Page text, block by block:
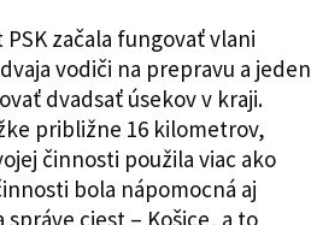
začala fungovať vlani
vodiči na prepravu a jeden
dvadsať úsekov v kraji.
približne 16 kilometrov,
činnosti použila viac ako
bola nápomocná aj
ciest – Košice, a to